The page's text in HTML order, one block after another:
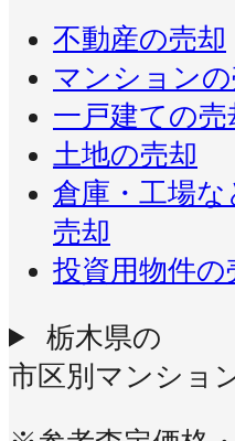
不動産の売却
マンション
一戸建ての売
土地の売却
倉庫・工場
売却
投資用物件の
栃木県の
市区別マンショ